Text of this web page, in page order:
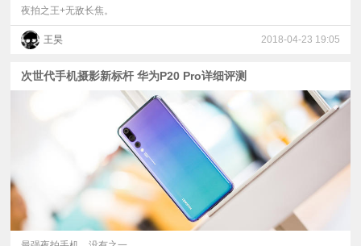
夜拍之王+无敌长焦。
王昊 2018-04-23 19:05
次世代手机摄影新标杆 华为P20 Pro详细评测